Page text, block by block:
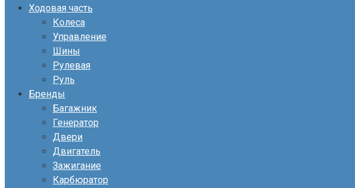
Ходовая часть
Колеса
Управление
Шины
Рулевая
Руль
Бренды
Багажник
Генератор
Двери
Двигатель
Зажигание
Карбюратор